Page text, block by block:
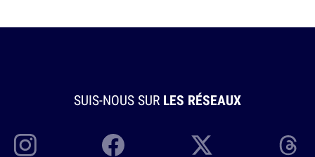
SUIS-NOUS SUR LES RÉSEAUX